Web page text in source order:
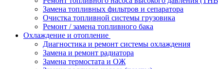
Замена топливных фильтров и сепаратора
Очистка топливной системы грузовика
Ремонт / замена топливного бака
Охлаждение и отопление
Диагностика и ремонт системы охлаждения
Замена и ремонт радиатора
Замена термостата и ОЖ